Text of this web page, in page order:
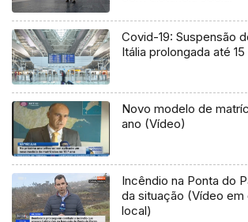
Covid-19: Suspensão
Itália prolongada até
Novo modelo de
ano (Vídeo)
Incêndio na Ponta do
da situação (Vídeo em
local)